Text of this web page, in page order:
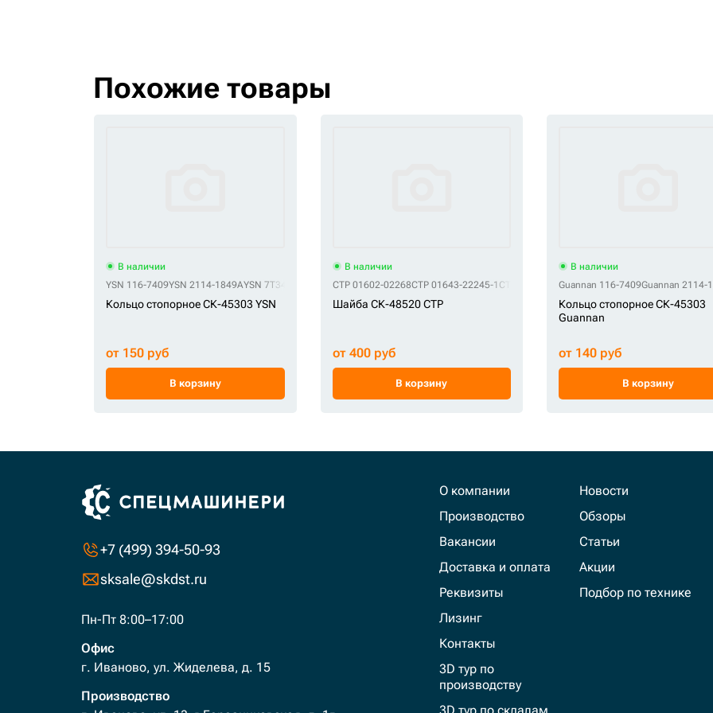
Похожие товары
В наличии
YSN 116-7409YSN 2114-1849AYSN 7T3409 YSN 7T-3409YSN 8E8409YSN 8E-8409YSN J400 YSN SX-8E8409
Кольцо стопорное СК-45303 YSN
от 150 руб
В корзину
В наличии
CTP 01602-02268CTP 01643-22245-1 CTP 01643-22245-PPCTP 01643-22245-SSCTP
Шайба СК-48520 CTP
от 400 руб
В корзину
В наличии
Guannan 116-7409Guannan 2114-
Кольцо стопорное СК-45303
Guannan
от 140 руб
В корзину
+7 (499) 394-50-93
sksale@skdst.ru
Пн-Пт 8:00–17:00
Офис
г. Иваново, ул. Жиделева, д. 15
Производство
О компании
Производство
Вакансии
Доставка и оплата
Реквизиты
Лизинг
Контакты
3D тур по
производству
Новости
Обзоры
Статьи
Акции
Подбор по технике